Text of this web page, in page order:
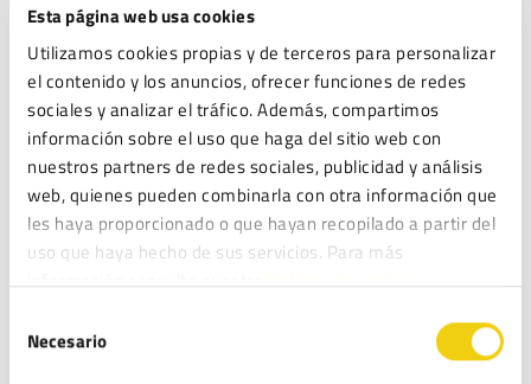
Esta página web usa cookies
Utilizamos cookies propias y de terceros para personalizar
el contenido y los anuncios, ofrecer funciones de redes
sociales y analizar el tráfico. Además, compartimos
información sobre el uso que haga del sitio web con
nuestros partners de redes sociales, publicidad y análisis
web, quienes pueden combinarla con otra información que
les haya proporcionado o que hayan recopilado a partir del
uso que haya hecho de sus servicios. Para más
información consulte nuestraPolítica de cookies.
Necesario
ENTRADAS RECIENTES
Fundación Aspacia obtiene el ENS en categoría MEDIA: ciberseguridad
para proteger su misión social
Inteligencia Artificial en la organización: de la norma a la acción
de tu empresa
Lista Robinson: Qué es y cómo afecta a las campañas de marketing de tu